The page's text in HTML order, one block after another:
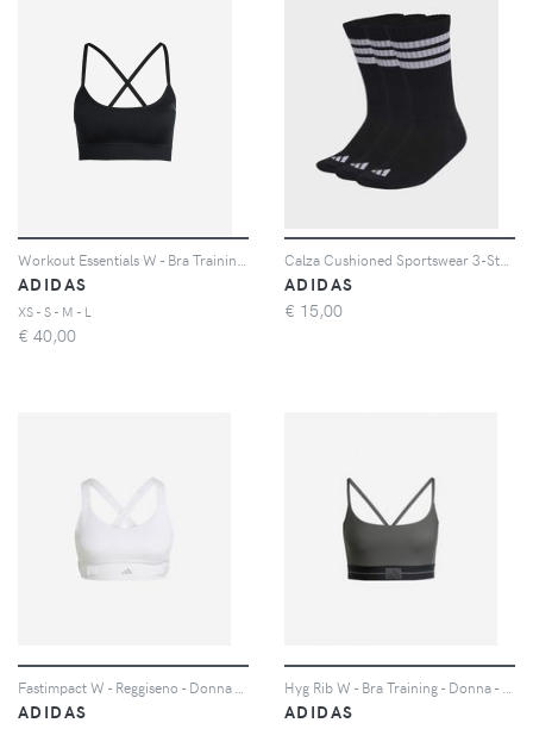
ADIDAS
XS - S - M - L
€ 40,00
ADIDAS
€ 15,00
ADIDAS ADIDAS